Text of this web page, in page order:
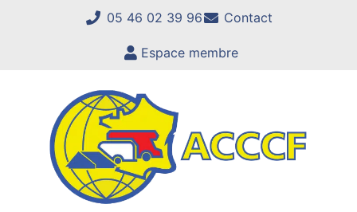
05 46 02 39 96 Contact
Espace membre